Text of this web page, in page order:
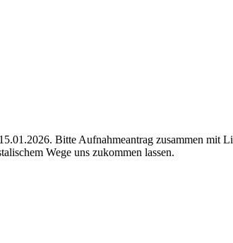
Bitte Aufnahmeantrag zusammen
Wege uns zukommen lassen.